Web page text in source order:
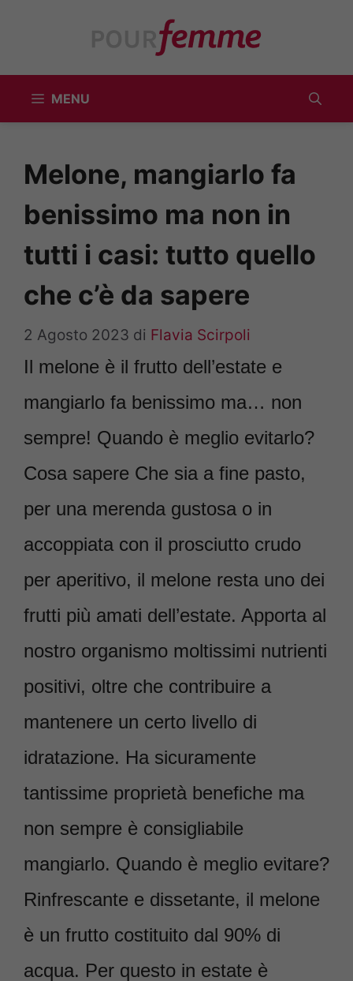
MENU
Melone, mangiarlo fa
benissimo ma non in
tutti i casi: tutto quello
che c’è da sapere
2 Agosto 2023 di Flavia Scirpoli
Il melone è il frutto dell’estate e
mangiarlo fa benissimo ma… non
sempre! Quando è meglio evitarlo?
Cosa sapere Che sia a fine pasto,
per una merenda gustosa o in
accoppiata con il prosciutto crudo
per aperitivo, il melone resta uno dei
frutti più amati dell’estate. Apporta al
nostro organismo moltissimi nutrienti
positivi, oltre che contribuire a
mantenere un certo livello di
idratazione. Ha sicuramente
tantissime proprietà benefiche ma
non sempre è consigliabile
mangiarlo. Quando è meglio evitare?
Rinfrescante e dissetante, il melone
è un frutto costituito dal 90% di
acqua. Per questo in estate è